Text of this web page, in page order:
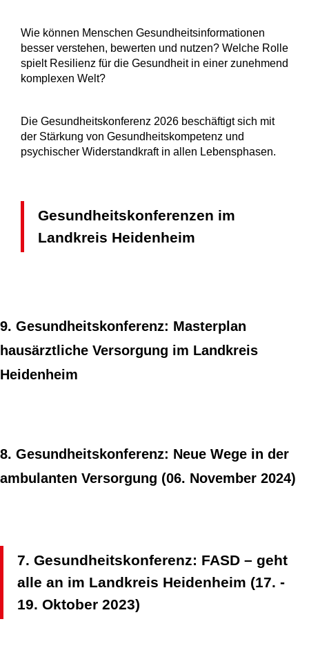
Wie können Menschen Gesundheitsinformationen
besser verstehen, bewerten und nutzen? Welche Rolle
spielt Resilienz für die Gesundheit in einer zunehmend
komplexen Welt?
Die Gesundheitskonferenz 2026 beschäftigt sich mit
der Stärkung von Gesundheitskompetenz und
psychischer Widerstandkraft in allen Lebensphasen.
Gesundheitskonferenzen im
Landkreis Heidenheim
9. Gesundheitskonferenz: Masterplan
hausärztliche Versorgung im Landkreis
Heidenheim
8. Gesundheitskonferenz: Neue Wege in der
ambulanten Versorgung (06. November 2024)
7. Gesundheitskonferenz: FASD – geht
alle an im Landkreis Heidenheim (17. -
19. Oktober 2023)